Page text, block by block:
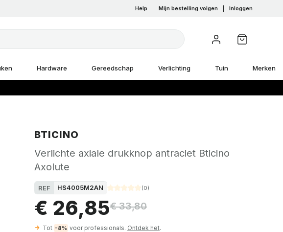
Help Mijn bestelling volgen Inloggen
Hardware Gereedschap Verlichting Tuin Merken
BTICINO
Verlichte axiale drukknop antraciet Bticino
Axolute
REF HS4005M2AN (0)
€ 26,85€ 33,80
Tot -8% voor professionals. Ontdek het.